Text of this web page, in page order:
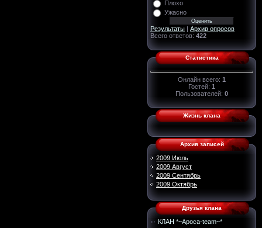
Плохо
Ужасно
Результаты | Архив опросов
Всего ответов: 422
Статистика
Онлайн всего: 1
Гостей: 1
Пользователей: 0
Жизнь клана
Архив записей
2009 Июль
2009 Август
2009 Сентябрь
2009 Октябрь
Друзья клана
КЛАН *~Apoca-team~*